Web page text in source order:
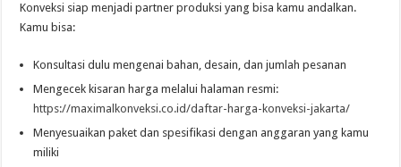
Konveksi siap menjadi partner produksi yang bisa kamu andalkan.
Kamu bisa:
Konsultasi dulu mengenai bahan, desain, dan jumlah pesanan
Mengecek kisaran harga melalui halaman resmi:
https://maximalkonveksi.co.id/daftar-harga-konveksi-jakarta/
Menyesuaikan paket dan spesifikasi dengan anggaran yang kamu
miliki